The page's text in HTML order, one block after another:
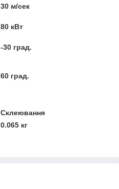
30 м/сек
80 кВт
-30 град.
60 град.
Склеювання
0.065 кг